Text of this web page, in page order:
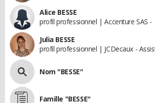
Alice BESSE
profil professionnel | Accenture SAS -
Julia BESSE
profil professionnel | JCDecaux -
Nom "BESSE"
Famille "BESSE"